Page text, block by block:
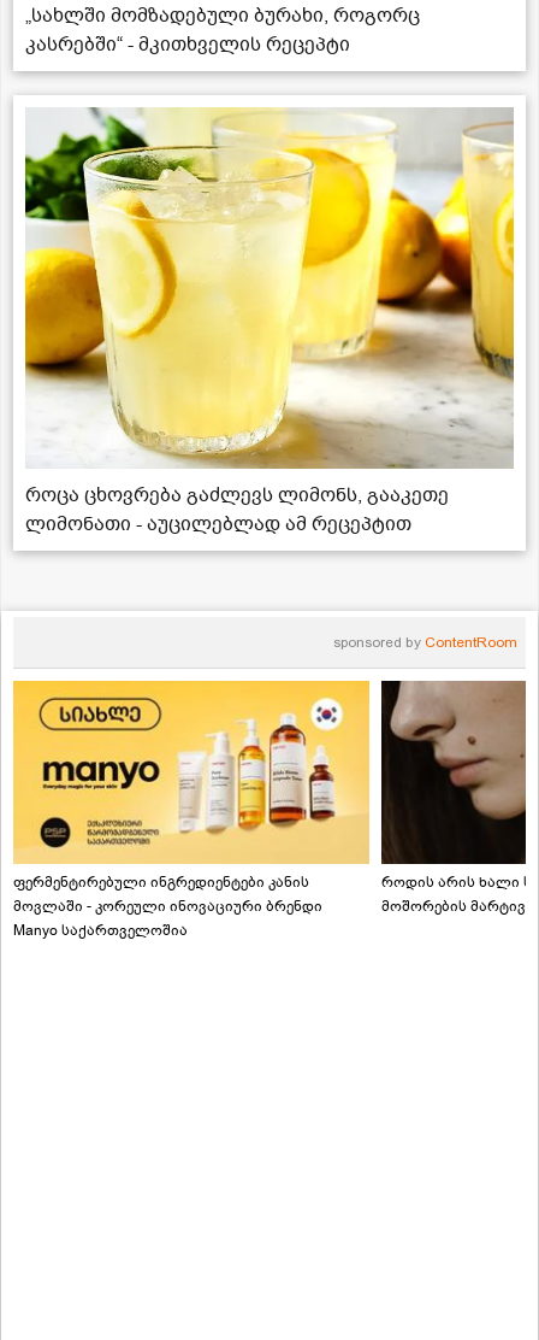
„სახლში მომზადებული ბურახი, როგორც
კასრებში“ - მკითხველის რეცეპტი
როცა ცხოვრება გაძლევს ლიმონს, გააკეთე
ლიმონათი - აუცილებლად ამ რეცეპტით
sponsored by ContentRoom
ფერმენტირებული ინგრედიენტები კანის
მოვლაში - კორეული ინოვაციური ბრენდი
Manyo საქართველოშია
როდის არის ხალი
მოშორების